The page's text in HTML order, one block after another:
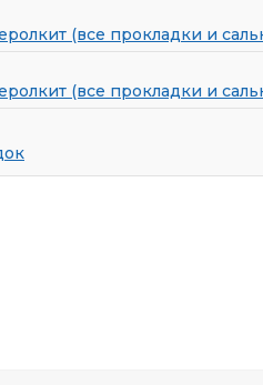
(все прокладки и
(все прокладки и